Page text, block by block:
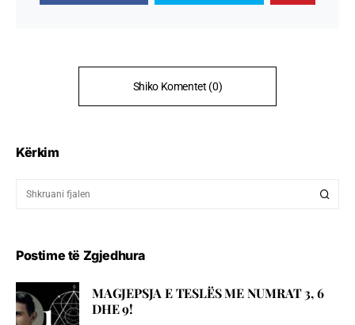
Shiko Komentet (0)
Kërkim
Postime të Zgjedhura
MAGJEPSJA E TESLËS ME NUMRAT 3, 6
DHE 9!